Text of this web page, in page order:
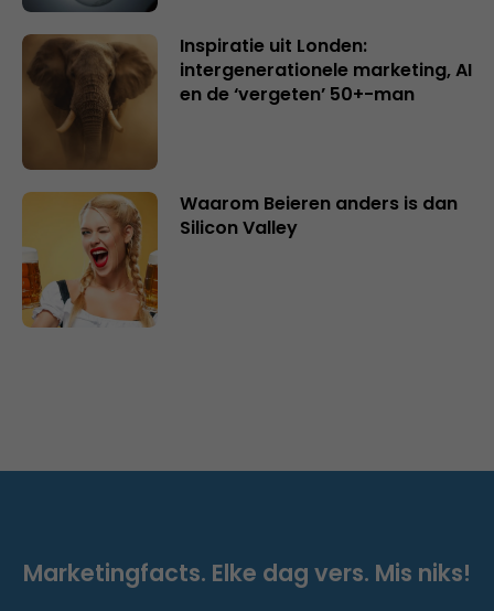
Inspiratie uit Londen:
intergenerationele marketing, AI
en de ‘vergeten’ 50+-man
Waarom Beieren anders is dan
Silicon Valley
Marketingfacts. Elke dag vers. Mis niks!